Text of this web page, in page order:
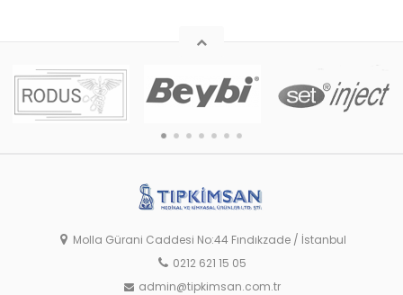
Molla Gürani Caddesi No:44 Fındıkzade / İstanbul
0212 621 15 05
admin@tipkimsan.com.tr